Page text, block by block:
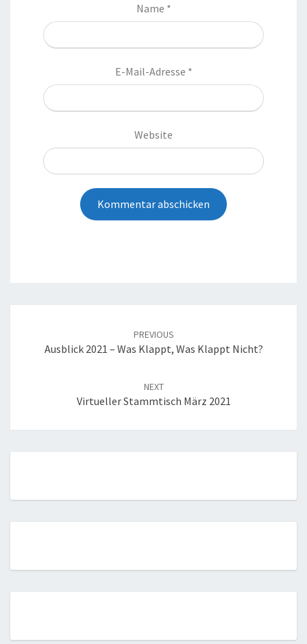
Name *
E-Mail-Adresse *
Website
PREVIOUS
Ausblick 2021 – Was Klappt, Was Klappt Nicht?
NEXT
Virtueller Stammtisch März 2021